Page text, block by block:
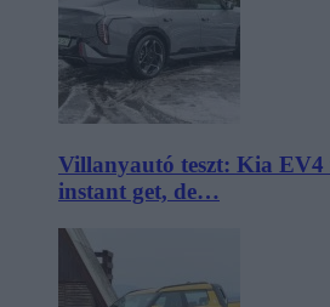
Villanyautó teszt: Kia EV4
instant get, de…